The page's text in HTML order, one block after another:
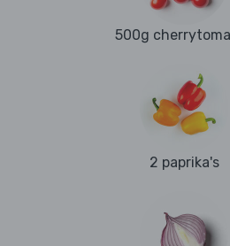
500g
2 paprika's